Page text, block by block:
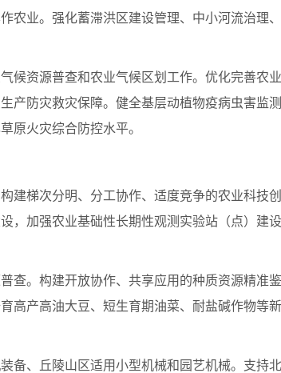
农业。强化蓄滞洪区建设管理、中小河流治理
候资源普查和农业气候区划工作。优化完善农
产防灾救灾保障。健全基层动植物疫病虫害监
原火灾综合防控水平。
建梯次分明、分工协作、适度竞争的农业科技
，加强农业基础性长期性观测实验站（点）建
查。构建开放协作、共享应用的种质资源精准
高产高油大豆、短生育期油菜、耐盐碱作物等
备、丘陵山区适用小型机械和园艺机械。支持